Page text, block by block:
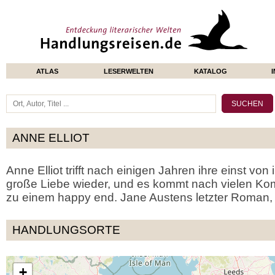
ATLAS LESERWELTEN KATALOG
ANNE ELLIOT
Anne Elliot trifft nach einigen Jahren ihre einst von
große Liebe wieder, und es kommt nach vielen
zu einem happy end. Jane Austens letzter
HANDLUNGSORTE